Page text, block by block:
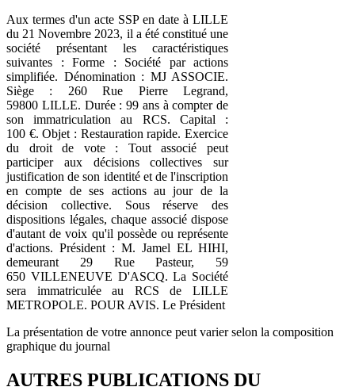
Aux termes d'un acte SSP en date à LILLE
du 21 Novembre 2023, il a été constitué une
société présentant les caractéristiques
suivantes : Forme : Société par actions
simplifiée. Dénomination : MJ ASSOCIE.
Siège : 260 Rue Pierre Legrand,
59800 LILLE. Durée : 99 ans à compter de
son immatriculation au RCS. Capital :
100 €. Objet : Restauration rapide. Exercice
du droit de vote : Tout associé peut
participer aux décisions collectives sur
justification de son identité et de l'inscription
en compte de ses actions au jour de la
décision collective. Sous réserve des
dispositions légales, chaque associé dispose
d'autant de voix qu'il possède ou représente
d'actions. Président : M. Jamel EL HIHI,
demeurant 29 Rue Pasteur, 59
650 VILLENEUVE D'ASCQ. La Société
sera immatriculée au RCS de LILLE
METROPOLE. POUR AVIS. Le Président
La présentation de votre annonce peut varier selon la composition
graphique du journal
AUTRES PUBLICATIONS DU